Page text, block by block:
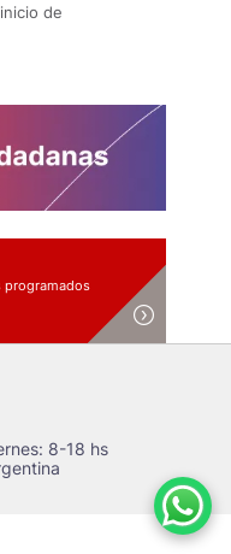
de
programados
8-18 hs